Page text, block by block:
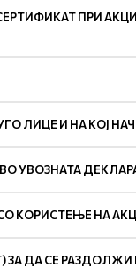
ПРИ
ЛИЦЕ И НА КОЈ
УВОЗНАТА
КОРИСТЕЊЕ НА
ЗА ДА СЕ РАЗДОЛЖИ